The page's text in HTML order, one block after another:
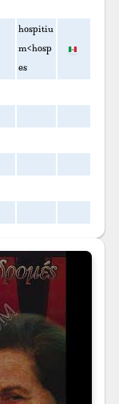
hospitiu
m<hosp
es